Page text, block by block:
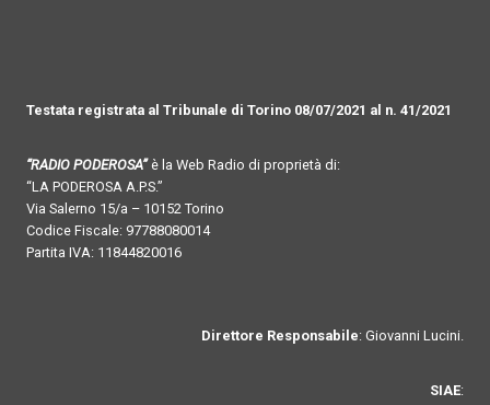
Testata registrata al Tribunale di Torino 08/07/2021 al n. 41/2021
“RADIO PODEROSA”è la Web Radio di proprietà di:
“LA PODEROSA A.P.S.”
Via Salerno 15/a – 10152 Torino
Codice Fiscale: 97788080014
Partita IVA: 11844820016
Direttore Responsabile: Giovanni Lucini.
SIAE: